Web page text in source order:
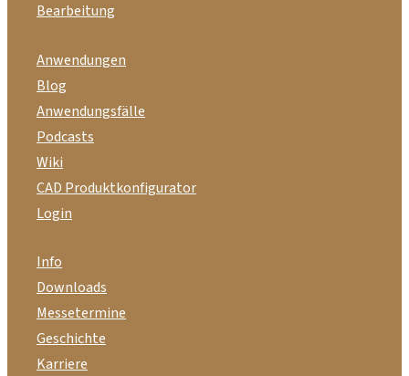
Bearbeitung
Anwendungen
Blog
Anwendungsfälle
Podcasts
Wiki
CAD Produktkonfigurator
Login
Info
Downloads
Messetermine
Geschichte
Karriere